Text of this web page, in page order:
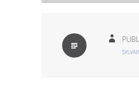
PAR
DÉFAUT